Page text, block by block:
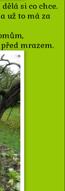
si co chce.
už to má za
mrazem.